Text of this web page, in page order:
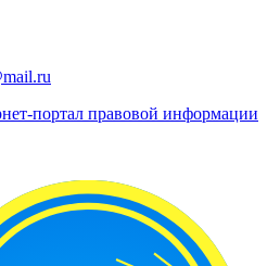
портал правовой информации